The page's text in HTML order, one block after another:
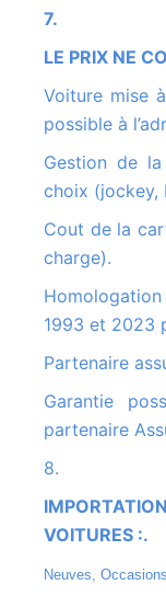
7.
LE PRIX NE
Voiture mise à disposition à Lille (59) Livraison
possible à
Gestion de la logistique de livraison de votre
choix (jockey,
Cout de la carte grise et du CT (gestion a notre
charge).
Homologation pour les voitures modernes entre
1993 et 2023
Partenaire
Garantie possible jusqu’à 7 ans avec notre
partenaire
8.
IMPORTATION DE TOUTES MARQUES DE
VOITURES :.
Neuves,